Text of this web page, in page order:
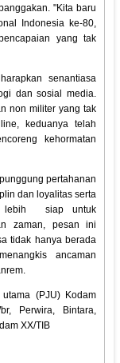
"Kita baru
Indonesia ke-80,
yang tak
senantiasa
dan sosial media.
non militer yang tak
keduanya telah
kehormatan
pertahanan
dan loyalitas serta
lebih siap untuk
zaman, pesan ini
tidak hanya berada
ancaman
(PJU) Kodam
Perwira, Bintara,
XX/TIB